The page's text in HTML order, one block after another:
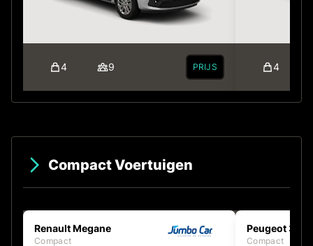
4 9 PRIJS 4
Compact Voertuigen
Renault Megane
Compact
Peugeot 308
Compact